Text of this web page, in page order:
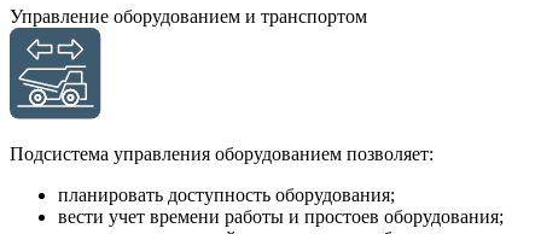
Управление оборудованием и транспортом
Подсистема управления оборудованием позволяет:
планировать доступность оборудования;
вести учет времени работы и простоев оборудования;